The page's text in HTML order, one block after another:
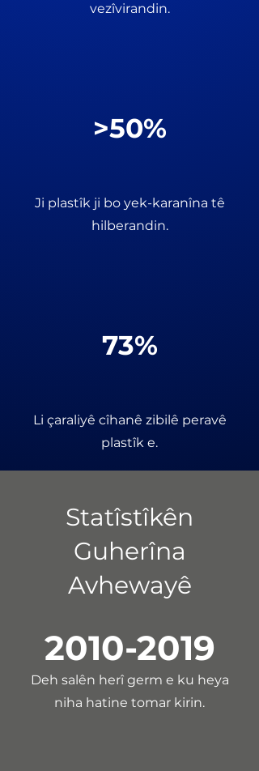
vezîvirandin.
>50%
Ji plastîk ji bo yek-karanîna tê
hilberandin.
73%
Li çaraliyê cîhanê zibilê peravê
plastîk e.
Statîstîkên
Guherîna
Avhewayê
2010-2019
Deh salên herî germ e ku heya
niha hatine tomar kirin.